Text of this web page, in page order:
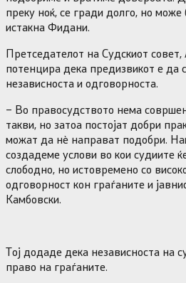
преку ноќ, се гради долго, но може
истакна Фидани.
Претседателот на Судскиот
потенцира дека предизвикот е да
независноста и одговорноста.
– Во правосудството нема
такви, но затоа постојат добри
можат да нѐ направат подобри.
создадеме услови во кои судиите
слободно, но истовремено со
одговорност кон граѓаните и
Камбовски.
Тој додаде дека независноста на
право на граѓаните.